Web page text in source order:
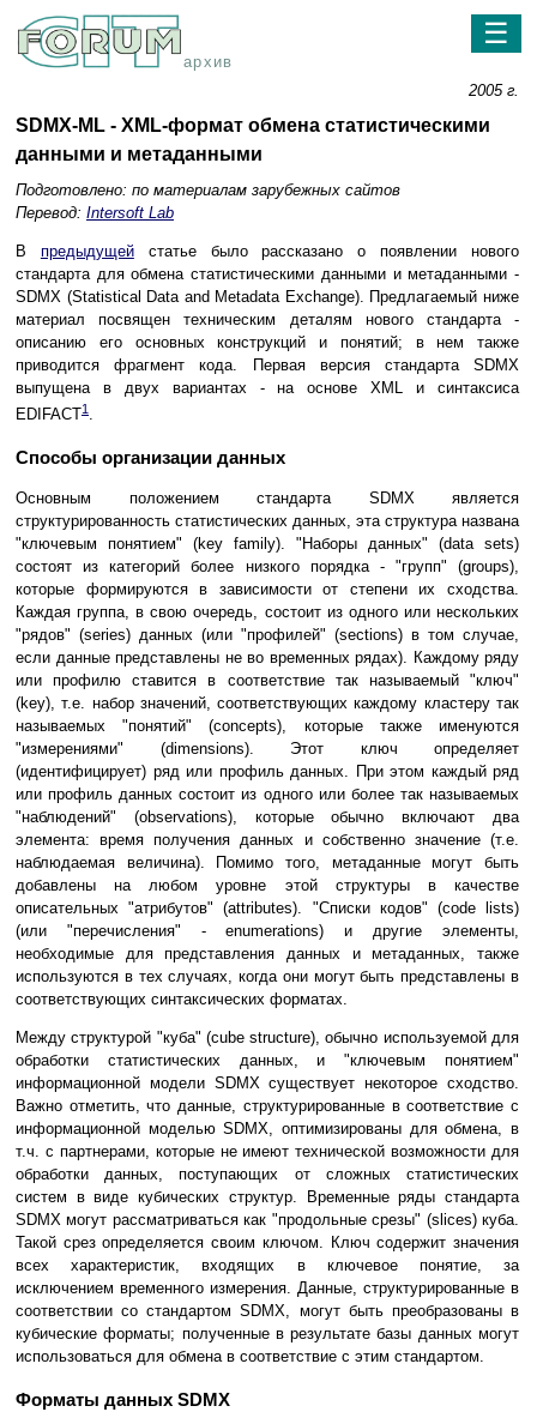
архив
☰
2005 г.
SDMX-ML - XML-формат обмена статистическими
данными и метаданными
Подготовлено: по материалам зарубежных сайтов
Перевод: Intersoft Lab
В предыдущейстатье было рассказано о появлении нового
стандарта для обмена статистическими данными и метаданными -
SDMX (Statistical Data and Metadata Exchange). Предлагаемый ниже
материал посвящен техническим деталям нового стандарта -
описанию его основных конструкций и понятий; в нем также
приводится фрагмент кода. Первая версия стандарта SDMX
выпущена в двух вариантах - на основе XML и синтаксиса
EDIFACT1 .
Способы организации данных
Основным положением стандарта SDMX является
структурированность статистических данных, эта структура названа
"ключевым понятием" (key family). "Наборы данных" (data sets)
состоят из категорий более низкого порядка - "групп" (groups),
которые формируются в зависимости от степени их сходства.
Каждая группа, в свою очередь, состоит из одного или нескольких
"рядов" (series) данных (или "профилей" (sections) в том случае,
если данные представлены не во временных рядах). Каждому ряду
или профилю ставится в соответствие так называемый "ключ"
(key), т.е. набор значений, соответствующих каждому кластеру так
называемых "понятий" (concepts), которые также именуются
"измерениями" (dimensions). Этот ключ определяет
(идентифицирует) ряд или профиль данных. При этом каждый ряд
или профиль данных состоит из одного или более так называемых
"наблюдений" (observations), которые обычно включают два
элемента: время получения данных и собственно значение (т.е.
наблюдаемая величина). Помимо того, метаданные могут быть
добавлены на любом уровне этой структуры в качестве
описательных "атрибутов" (attributes). "Списки кодов" (сode lists)
(или "перечисления" - enumerations) и другие элементы,
необходимые для представления данных и метаданных, также
используются в тех случаях, когда они могут быть представлены в
соответствующих синтаксических форматах.
Между структурой "куба" (cube structure), обычно используемой для
обработки статистических данных, и "ключевым понятием"
информационной модели SDMX существует некоторое сходство.
Важно отметить, что данные, структурированные в соответствие с
информационной моделью SDMX, оптимизированы для обмена, в
т.ч. с партнерами, которые не имеют технической возможности для
обработки данных, поступающих от сложных статистических
систем в виде кубических структур. Временные ряды стандарта
SDMX могут рассматриваться как "продольные срезы" (slices) куба.
Такой срез определяется своим ключом. Ключ содержит значения
всех характеристик, входящих в ключевое понятие, за
исключением временного измерения. Данные, структурированные в
соответствии со стандартом SDMX, могут быть преобразованы в
кубические форматы; полученные в результате базы данных могут
использоваться для обмена в соответствие с этим стандартом.
Форматы данных SDMX